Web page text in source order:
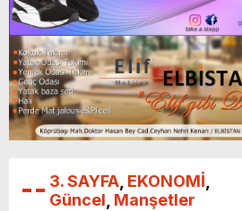
3. SAYFA EKONOMİ
Güncel Manşetler